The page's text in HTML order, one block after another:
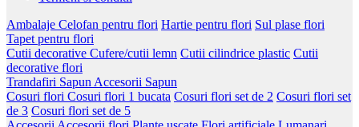
Ambalaje Celofan pentru flori Hartie pentru flori Sul plase flori
Tapet pentru flori
Cutii decorative Cufere/cutii lemn Cutii cilindrice plastic Cutii
decorative flori
Trandafiri Sapun Accesorii Sapun
Cosuri flori Cosuri flori 1 bucata Cosuri flori set de 2 Cosuri flori set
de 3 Cosuri flori set de 5